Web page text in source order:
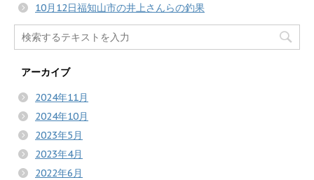
10月12日福知山市の井上さんらの釣果
アーカイブ
2024年11月
2024年10月
2023年5月
2023年4月
2022年6月